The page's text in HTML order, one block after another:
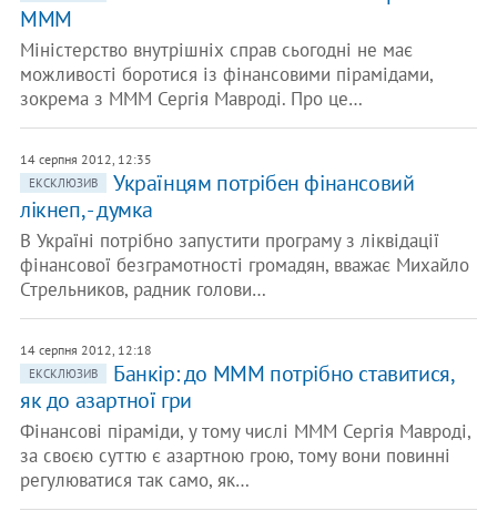
МММ
Міністерство внутрішніх справ сьогодні не має
можливості боротися із фінансовими пірамідами,
зокрема з МММ Сергія Мавроді. Про це…
14 серпня 2012, 12:35
ЕКСКЛЮЗИВ
Українцям потрібен фінансовий
лікнеп, - думка
В Україні потрібно запустити програму з ліквідації
фінансової безграмотності громадян, вважає Михайло
Стрельников, радник голови…
14 серпня 2012, 12:18
ЕКСКЛЮЗИВ
Банкір: до МММ потрібно ставитися,
як до азартної гри
Фінансові піраміди, у тому числі МММ Сергія Мавроді,
за своєю суттю є азартною грою, тому вони повинні
регулюватися так само, як…